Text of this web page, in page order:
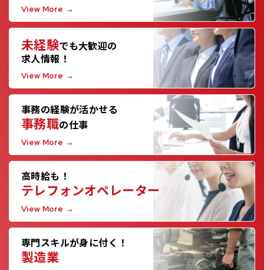
View More
未経験でも大歓迎の
求人情報！
View More
事務の経験が活かせる
事務職の仕事
View More
高時給も！
テレフォンオペレーター
View More
専門スキルが身に付く！
製造業